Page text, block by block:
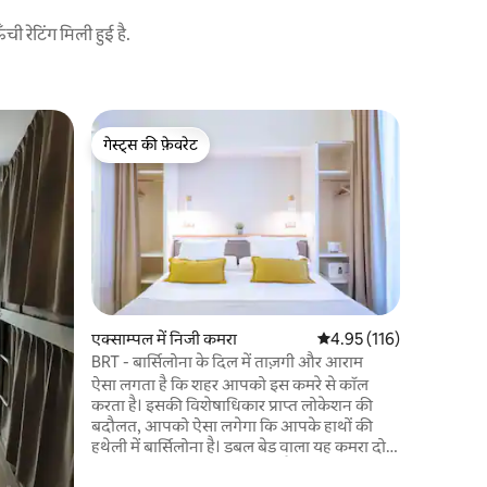
रेटिंग मिली हुई है.
गेस्ट्स की फ़ेवरेट
गेस्ट्स की फ़ेवरेट
एक्साम्पल में निजी कमरा औसत रेटिंग 5 में से 4.95,
4.95 (116)
BRT - बार्सिलोना के दिल में ताज़गी और आराम
ऐसा लगता है कि शहर आपको इस कमरे से कॉल
करता है। इसकी विशेषाधिकार प्राप्त लोकेशन की
बदौलत, आपको ऐसा लगेगा कि आपके हाथों की
हथेली में बार्सिलोना है। डबल बेड वाला यह कमरा दो